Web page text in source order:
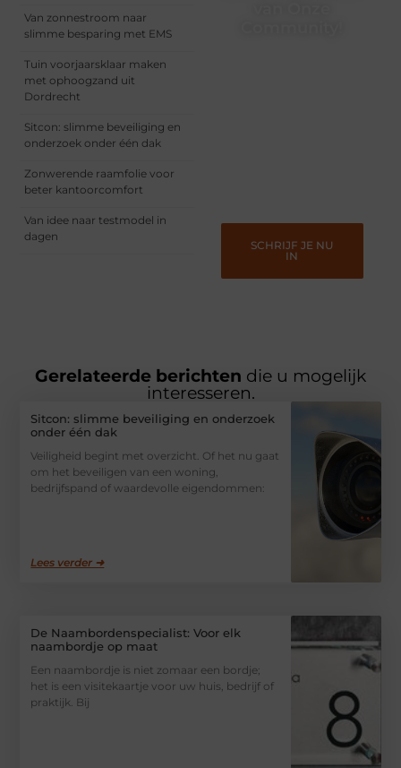
Van zonnestroom naar
slimme besparing met EMS
Tuin voorjaarsklaar maken
met ophoogzand uit
Dordrecht
Sitcon: slimme beveiliging en
onderzoek onder één dak
Zonwerende raamfolie voor
beter kantoorcomfort
Van idee naar testmodel in
dagen
SCHRIJF JE NU
IN
Gerelateerde berichten die u mogelijk
interesseren.
Sitcon: slimme beveiliging en onderzoek
onder één dak
Veiligheid begint met overzicht. Of het nu gaat
om het beveiligen van een woning,
bedrijfspand of waardevolle eigendommen:
Lees verder ➜
De Naambordenspecialist: Voor elk
naambordje op maat
Een naambordje is niet zomaar een bordje;
het is een visitekaartje voor uw huis, bedrijf of
praktijk. Bij